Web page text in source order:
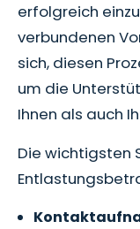
erfolgreich
verbundenen
sich, diesen
um die
Ihnen als auch
Die wichtigsten